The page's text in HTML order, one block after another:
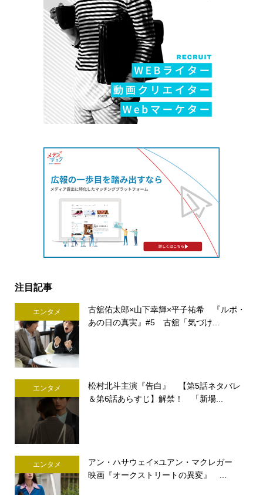
注目記事
エンタメ
古舘佑太郎×山下幸輝×平子祐希 『ルポ・
あの日の真実』#5 古舘「気づけ...
エンタメ
松村北斗主演『告白』 【第5話ネタバレ
＆第6話あらすじ】解禁！ 「新場...
エンタメ
アン・ハサウェイ×ユアン・マクレガー
映画『オークストリートの異変』 ...